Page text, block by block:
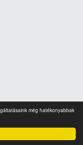
még hatékonyabbak